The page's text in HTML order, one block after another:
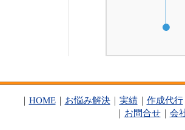
｜ HOME｜ お悩み解決｜ 実績｜ 作成代行
｜ お問合せ｜ 会